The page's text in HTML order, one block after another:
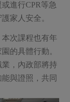
進行CPR等急
家人安全。
次課程也有年
的具體行動。
，內政部將持
與證照，共同